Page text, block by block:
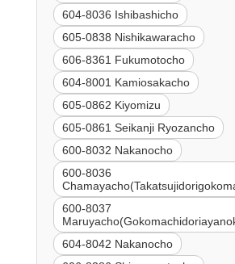
604-8036 Ishibashicho
605-0838 Nishikawaracho
606-8361 Fukumotocho
604-8001 Kamiosakacho
605-0862 Kiyomizu
605-0861 Seikanji Ryozancho
600-8032 Nakanocho
600-8036
600-8037
604-8042 Nakanocho